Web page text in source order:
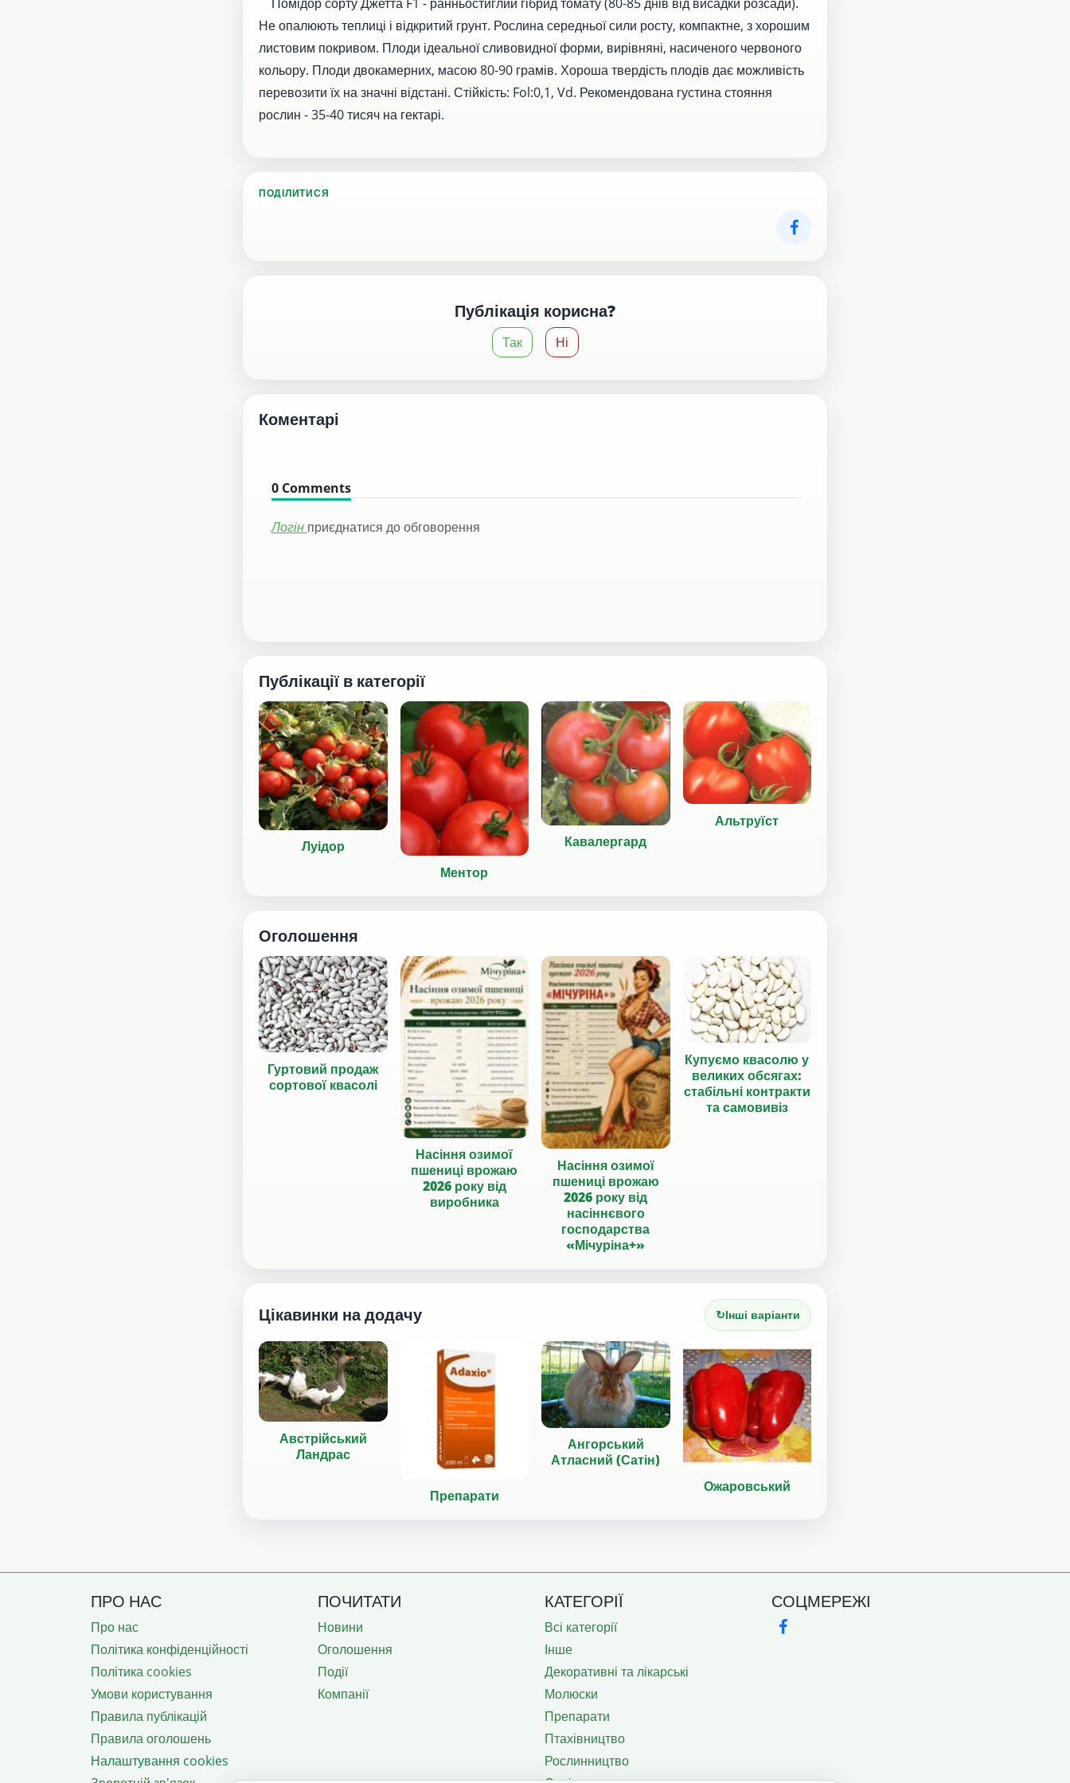
Не опалюють теплиці і відкритий грунт. Рослина середньої сили росту, компактне, з хорошим
листовим покривом. Плоди ідеальної сливовидної форми, вирівняні, насиченого червоного
кольору. Плоди двокамерних, масою 80-90 грамів. Хороша твердість плодів дає можливість
перевозити їх на значні відстані. Стійкість: Fol:0,1, Vd. Рекомендована густина стояння
рослин - 35-40 тисяч на гектарі.
ПОДІЛИТИСЯ
Публікація корисна?
Так Ні
Коментарі
0 Comments
Логін приєднатися до обговорення
Публікації в категорії
Луідор
Ментор
Кавалергард
Альтруїст
Оголошення
Гуртовий продаж
сортової квасолі
Насіння озимої
пшениці врожаю
2026 року від
виробника
Насіння озимої
пшениці врожаю
2026 року від
насіннєвого
господарства
«Мічуріна+»
Купуємо квасолю у
великих обсягах:
стабільні контракти
та самовивіз
Цікавинки на додачу ↻Інші варіанти
Австрійський
Ландрас
Препарати
Ангорський
Атласний (Сатін)
Ожаровський
ПРО НАС
Про нас
Політика конфіденційності
Політика cookies
Умови користування
Правила публікацій
Правила оголошень
Налаштування cookies
ПОЧИТАТИ
Новини
Оголошення
Події
Компанії
КАТЕГОРІЇ
Всі категорії
Інше
Декоративні та лікарські
Молюски
Препарати
Птахівництво
Рослинництво
СОЦМЕРЕЖІ